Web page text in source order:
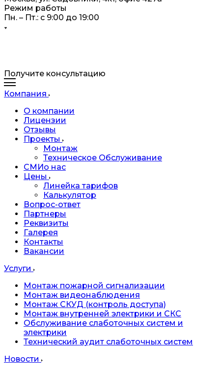
Режим работы
Пн. – Пт.: с 9:00 до 19:00
Получите консультацию
Компания
О компании
Лицензии
Отзывы
Проекты
Монтаж
Техническое Обслуживание
СМИо нас
Цены
Линейка тарифов
Калькулятор
Вопрос-ответ
Партнеры
Реквизиты
Галерея
Контакты
Вакансии
Услуги
Монтаж пожарной сигнализации
Монтаж видеонаблюдения
Монтаж СКУД (контроль доступа)
Монтаж внутренней электрики и СКС
Обслуживание слаботочных систем и
электрики
Технический аудит слаботочных систем
Новости